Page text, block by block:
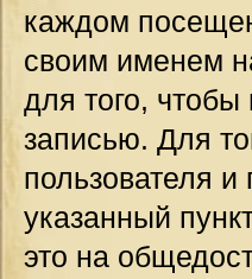
каждом
своим именем
для того, чтобы
записью. Для
пользователя
указанный
это на